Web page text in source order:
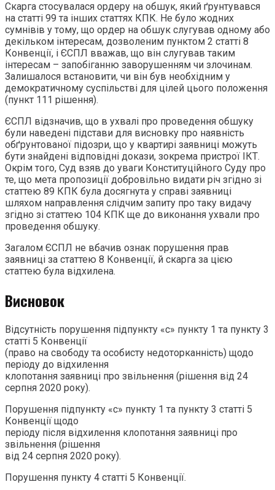
Скарга стосувалася ордеру на обшук, який ґрунтувався
на статті 99 та інших статтях КПК. Не було жодних
сумнівів у тому, що ордер на обшук слугував одному або
декільком інтересам, дозволеним пунктом 2 статті 8
Конвенції, і ЄСПЛ вважав, що він слугував таким
інтересам – запобіганню заворушенням чи злочинам.
Залишалося встановити, чи він був необхідним у
демократичному суспільстві для цілей цього положення
(пункт 111 рішення).
ЄСПЛ відзначив, що в ухвалі про проведення обшуку
були наведені підстави для висновку про наявність
обґрунтованої підозри, що у квартирі заявниці можуть
бути знайдені відповідні докази, зокрема пристрої ІКТ.
Окрім того, Суд взяв до уваги Конституційного Суду про
те, що мета пропозиції добровільно видати річ згідно зі
статтею 89 КПК була досягнута у справі заявниці
шляхом направлення слідчим запиту про таку видачу
згідно зі статтею 104 КПК ще до виконання ухвали про
проведення обшуку.
Загалом ЄСПЛ не вбачив ознак порушення прав
заявниці за статтею 8 Конвенції, й скарга за цією
статтею була відхилена.
Висновок
Відсутність порушення підпункту «с» пункту 1 та пункту 3
статті 5 Конвенції
(право на свободу та особисту недоторканність) щодо
періоду до відхилення
клопотання заявниці про звільнення (рішення від 24
серпня 2020 року).
Порушення підпункту «с» пункту 1 та пункту 3 статті 5
Конвенції щодо
періоду після відхилення клопотання заявниці про
звільнення (рішення
від 24 серпня 2020 року).
Порушення пункту 4 статті 5 Конвенції.